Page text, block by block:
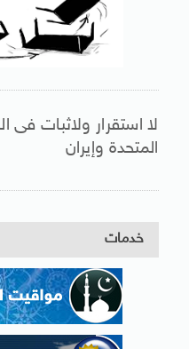
لا استقرار ولاثبات فى
المتحدة وإيران
خدمات